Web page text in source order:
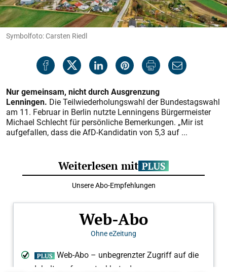
Symbolfoto: Carsten Riedl
Nur gemeinsam, nicht durch Ausgrenzung
Lenningen. Die Teilwiederholungswahl der Bundestagswahl
am 11. Februar in Berlin nutzte Lenningens Bürgermeister
Michael Schlecht für persönliche Bemerkungen. „Mir ist
aufgefallen, dass die AfD-Kandidatin von 5,3 auf ...